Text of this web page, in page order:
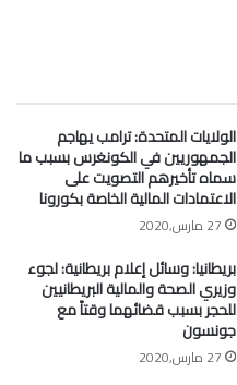
الولايات المتحدة: ترامب يهاجم
الجمهوريين في الكونغرس بسبب ما
سماه تأخيرهم التصويت على
الاعتمادات المالية الخاصة بكورونا
27 مارس,2020
بريطانيا: وسائل إعلام بريطانية: لجوء
وزيري الصحة والمالية البريطانيين
للحجر بسبب قضائهما وقتاً مع
جونسون
27 مارس,2020